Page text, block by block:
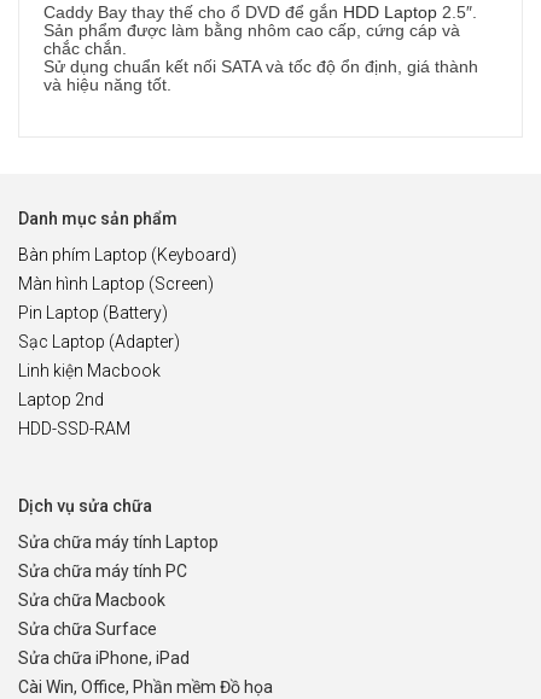
Caddy Bay thay thế cho ổ DVD để gắn HDD Laptop 2.5″.
Sản phẩm được làm bằng nhôm cao cấp, cứng cáp và
chắc chắn.
Sử dụng chuẩn kết nối SATA và tốc độ ổn định, giá thành
và hiệu năng tốt.
Danh mục sản phẩm
Bàn phím Laptop (Keyboard)
Màn hình Laptop (Screen)
Pin Laptop (Battery)
Sạc Laptop (Adapter)
Linh kiện Macbook
Laptop 2nd
HDD-SSD-RAM
Dịch vụ sửa chữa
Sửa chữa máy tính Laptop
Sửa chữa máy tính PC
Sửa chữa Macbook
Sửa chữa Surface
Sửa chữa iPhone, iPad
Cài Win, Office, Phần mềm Đồ họa